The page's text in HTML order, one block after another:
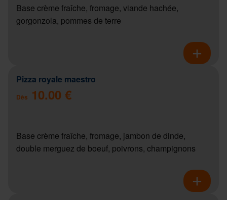
Base crème fraîche, fromage, viande hachée,
gorgonzola, pommes de terre
Pizza royale maestro
Dès 10.00 €
Base crème fraîche, fromage, jambon de dinde,
double merguez de boeuf, poivrons, champignons